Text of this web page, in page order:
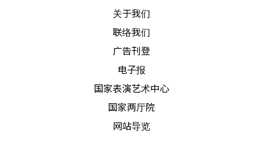
关于我们
联络我们
广告刊登
电子报
国家表演艺术中心
国家两厅院
网站导览